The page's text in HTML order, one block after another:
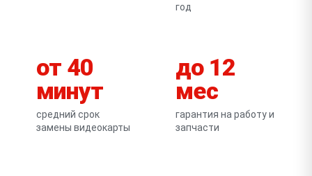
год
от 40
минут
средний срок
замены видеокарты
до 12
мес
гарантия на работу и
запчасти